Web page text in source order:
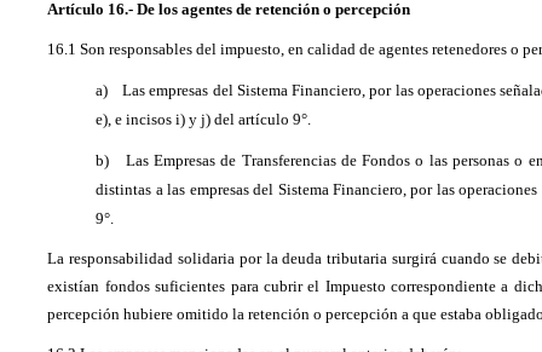
Artículo 16.- De los agentes de retención o percepción
16.1 Son responsables del impuesto, en calidad de agentes retenedores o
a)
Las empresas del Sistema Financiero, por las operaciones
e), e incisos i) y j) del artículo 9°.
b)
Las Empresas de Transferencias de Fondos o las personas o
distintas a las empresas del Sistema Financiero, por las
9°.
La responsabilidad solidaria por la deuda tributaria surgirá cuando se
existían fondos suficientes para cubrir el Impuesto correspondiente a
percepción hubiere omitido la retención o percepción a que estaba